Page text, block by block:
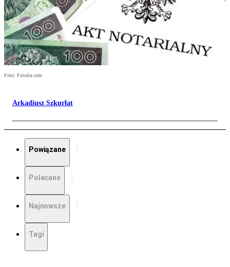
Foto: Fotolia.com
Arkadiusz Szkurłat
Powiązane
Polecane
Najnowsze
Tagi